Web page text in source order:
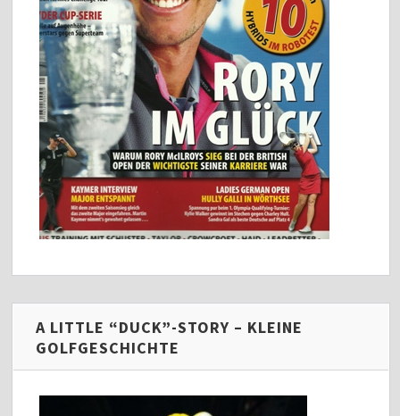
A LITTLE “DUCK”-STORY – KLEINE
GOLFGESCHICHTE